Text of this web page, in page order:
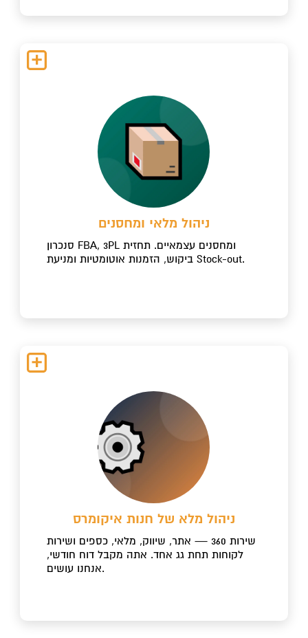
ניהול מלאי ומחסנים
סנכרון FBA, 3PL ומחסנים עצמאיים. תחזית
ביקוש, הזמנות אוטומטיות ומניעת Stock-out.
ניהול מלא של חנות איקומרס
שירות 360 — אתר, שיווק, מלאי, כספים ושירות
לקוחות תחת גג אחד. אתה מקבל דוח חודשי,
אנחנו עושים.